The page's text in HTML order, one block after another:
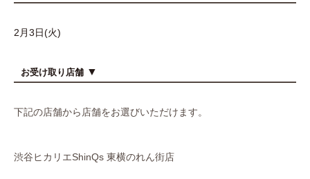
2月3日(火)
お受け取り店舗 ▼
下記の店舗から店舗をお選びいただけます。
渋谷ヒカリエShinQs 東横のれん街店